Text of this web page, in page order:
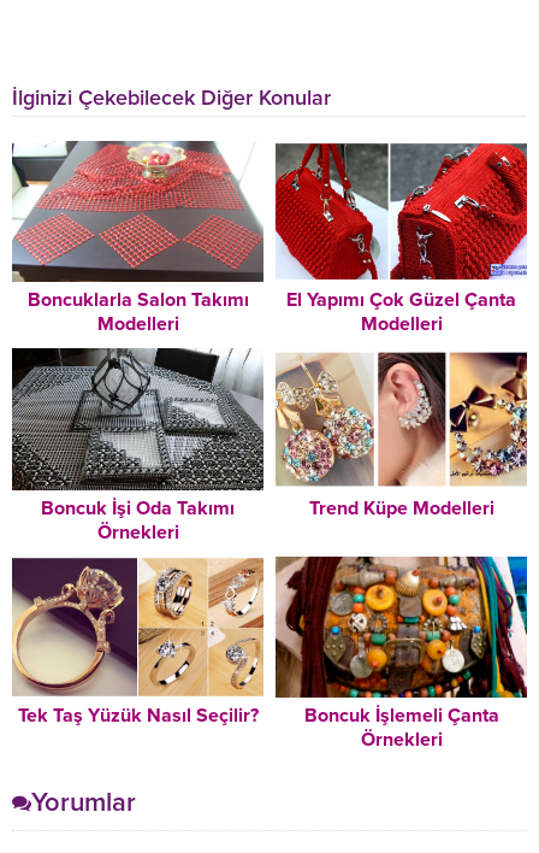
İlginizi Çekebilecek Diğer Konular
Boncuklarla Salon Takımı
Modelleri
El Yapımı Çok Güzel Çanta
Modelleri
Boncuk İşi Oda Takımı
Örnekleri
Trend Küpe Modelleri
Tek Taş Yüzük Nasıl Seçilir?
Boncuk İşlemeli Çanta
Örnekleri
Yorumlar